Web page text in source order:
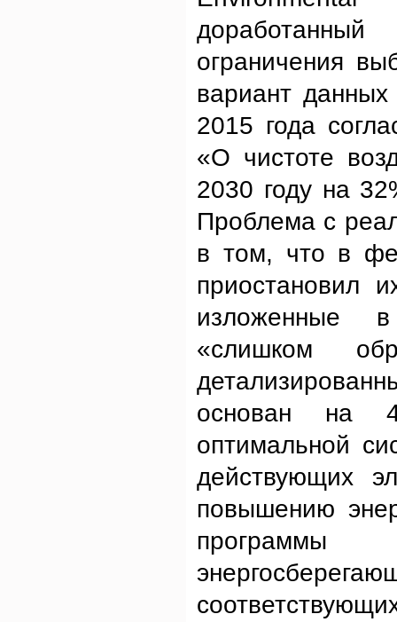
ограничения
вариант
2015 года
«О чистоте
2030 году на
Проблема с
в том, что в
приостановил
изложенные
«слишком
основан на 4
оптимальной
действующих
повышению
программы